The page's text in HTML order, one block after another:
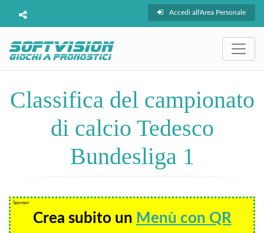
Accedi all'Area Personale
Classifica del campionato
di calcio Tedesco
Bundesliga 1
Sponsor
Crea subito un Menù con QR